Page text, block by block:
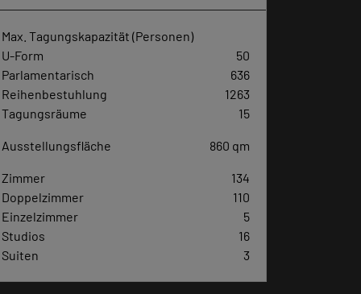
Max. Tagungskapazität (Personen)
U-Form
50
Parlamentarisch
636
Reihenbestuhlung
1263
Tagungsräume
15
Ausstellungsfläche 860 qm
Zimmer
134
Doppelzimmer
110
Einzelzimmer
5
Studios
16
Suiten
3